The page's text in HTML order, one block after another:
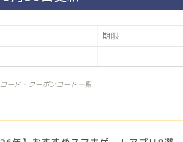
期限
ード・クーポンコード一覧